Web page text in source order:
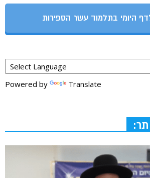
היומי בתלמוד עשר הספירות
Powered by Translate